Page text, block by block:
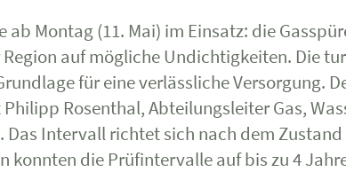
Montag (11. Mai) im Einsatz: die
auf mögliche Undichtigkeiten. Die
für eine verlässliche Versorgung.
Rosenthal, Abteilungsleiter Gas,
Intervall richtet sich nach dem
konnten die Prüfintervalle auf bis zu 4